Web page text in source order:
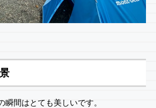
瞬間はとても美しいです。